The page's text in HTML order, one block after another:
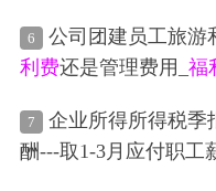
6 公司团建员工旅游
利费还是管理费用_ 福
7
企业所得所得税季报 已计入成本费用的职
酬---取1-3月应付职工